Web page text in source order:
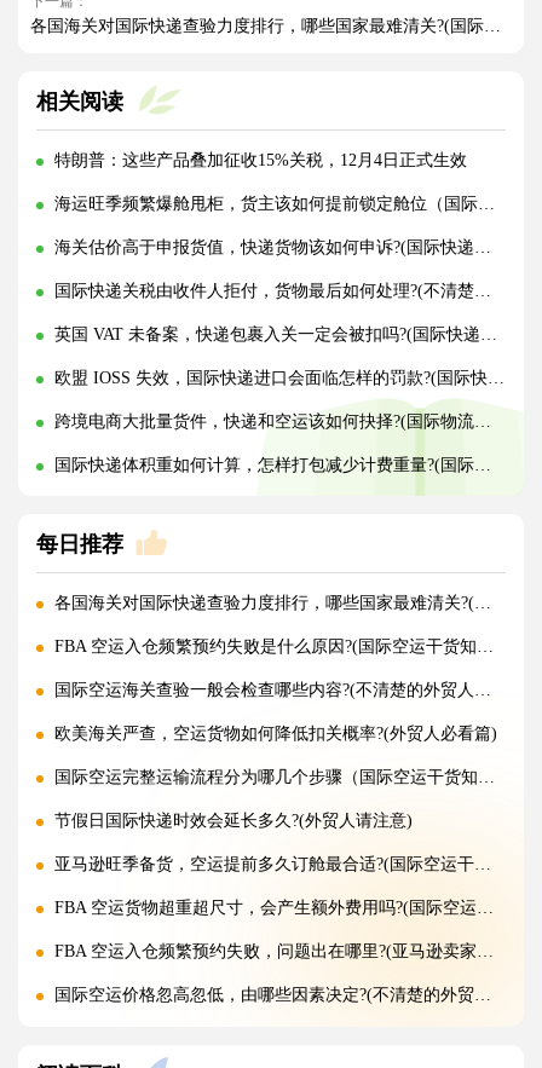
各国海关对国际快递查验力度排行，哪些国家最难清关?(国际快递干货知识分享)
相关阅读
特朗普：这些产品叠加征收15%关税，12月4日正式生效
海运旺季频繁爆舱甩柜，货主该如何提前锁定舱位（国际海运干货知识分享）
海关估价高于申报货值，快递货物该如何申诉?(国际快递干货知识分享)
国际快递关税由收件人拒付，货物最后如何处理?(不清楚的外贸人看过来)
英国 VAT 未备案，快递包裹入关一定会被扣吗?(国际快递干货知识分享)
欧盟 IOSS 失效，国际快递进口会面临怎样的罚款?(国际快递干货知识分享)
跨境电商大批量货件，快递和空运该如何抉择?(国际物流干货知识分享)
国际快递体积重如何计算，怎样打包减少计费重量?(国际快递干货知识分享)
每日推荐
各国海关对国际快递查验力度排行，哪些国家最难清关?(国际快递干货知识分享)
FBA 空运入仓频繁预约失败是什么原因?(国际空运干货知识分享)
国际空运海关查验一般会检查哪些内容?(不清楚的外贸人看过来)
欧美海关严查，空运货物如何降低扣关概率?(外贸人必看篇)
国际空运完整运输流程分为哪几个步骤（国际空运干货知识分享）
节假日国际快递时效会延长多久?(外贸人请注意)
亚马逊旺季备货，空运提前多久订舱最合适?(国际空运干货知识分享)
FBA 空运货物超重超尺寸，会产生额外费用吗?(国际空运干货知识分享)
FBA 空运入仓频繁预约失败，问题出在哪里?(亚马逊卖家请注意)
国际空运价格忽高忽低，由哪些因素决定?(不清楚的外贸人看过来)